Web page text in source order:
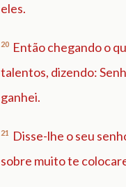
eles.
20 Então chegando o
talentos, dizendo:
ganhei.
21
Disse-lhe o seu
sobre muito te